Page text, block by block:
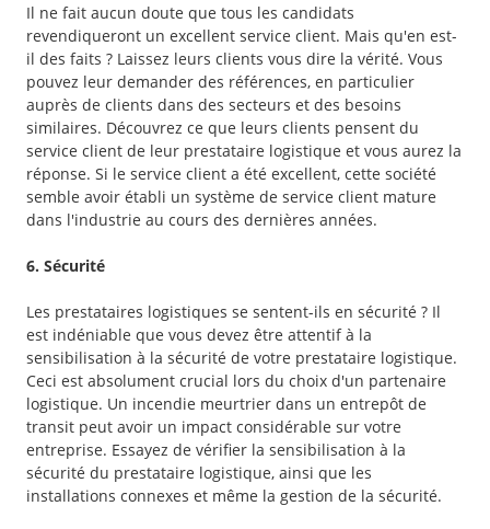
Il ne fait aucun doute que tous les candidats
revendiqueront un excellent service client. Mais qu'en est-
il des faits ? Laissez leurs clients vous dire la vérité. Vous
pouvez leur demander des références, en particulier
auprès de clients dans des secteurs et des besoins
similaires. Découvrez ce que leurs clients pensent du
service client de leur prestataire logistique et vous aurez la
réponse. Si le service client a été excellent, cette société
semble avoir établi un système de service client mature
dans l'industrie au cours des dernières années.
6. Sécurité
Les prestataires logistiques se sentent-ils en sécurité ? Il
est indéniable que vous devez être attentif à la
sensibilisation à la sécurité de votre prestataire logistique.
Ceci est absolument crucial lors du choix d'un partenaire
logistique. Un incendie meurtrier dans un entrepôt de
transit peut avoir un impact considérable sur votre
entreprise. Essayez de vérifier la sensibilisation à la
sécurité du prestataire logistique, ainsi que les
installations connexes et même la gestion de la sécurité.